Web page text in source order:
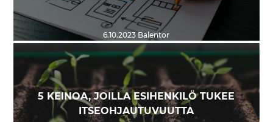
6.10.2023Balentor
5 KEINOA, JOILLA ESIHENKILÖ TUKEE
ITSEOHJAUTUVUUTTA